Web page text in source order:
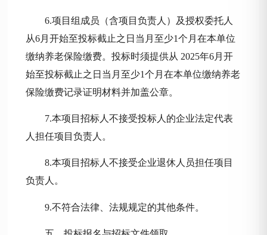
6.项目组成员（含项目负责人）及授权委托人
从6月开始至投标截止之日当月至少1个月在本单位
缴纳养老保险缴费。投标时须提供从 2025年6月开
始至投标截止之日当月至少1个月在本单位缴纳养老
保险缴费记录证明材料并加盖公章。
7.本项目招标人不接受投标人的企业法定代表
人担任项目负责人。
8.本项目招标人不接受企业退休人员担任项目
负责人。
9.不符合法律、法规规定的其他条件。